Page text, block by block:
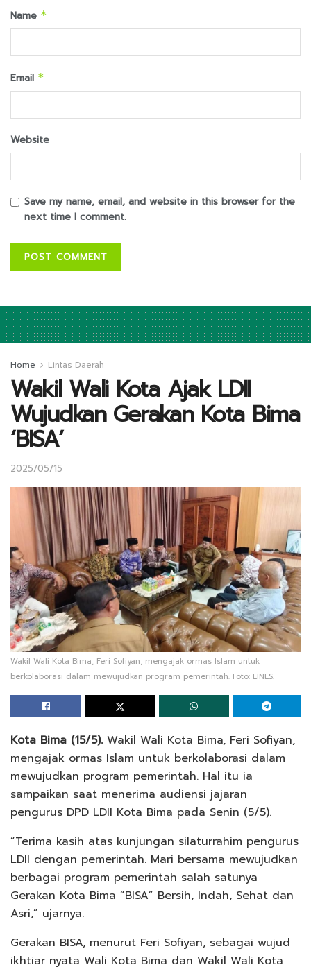
Name *
Email *
Website
Save my name, email, and website in this browser for the
next time I comment.
Home Lintas Daerah
Wakil Wali Kota Ajak LDII
Wujudkan Gerakan Kota Bima
‘BISA’
2025/05/15
Wakil Wali Kota Bima, Feri Sofiyan, mengajak ormas Islam untuk
berkolaborasi dalam mewujudkan program pemerintah. Foto: LINES.
Kota Bima (15/5).Wakil Wali Kota Bima, Feri Sofiyan,
mengajak ormas Islam untuk berkolaborasi dalam
mewujudkan program pemerintah. Hal itu ia
sampaikan saat menerima audiensi jajaran
pengurus DPD LDII Kota Bima pada Senin (5/5).
“Terima kasih atas kunjungan silaturrahim pengurus
LDII dengan pemerintah. Mari bersama mewujudkan
berbagai program pemerintah salah satunya
Gerakan Kota Bima “BISA” Bersih, Indah, Sehat dan
Asri,” ujarnya.
Gerakan BISA, menurut Feri Sofiyan, sebagai wujud
ikhtiar nyata Wali Kota Bima dan Wakil Wali Kota